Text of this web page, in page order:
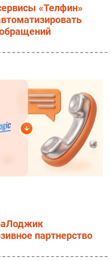
«Телфин»
партнерство